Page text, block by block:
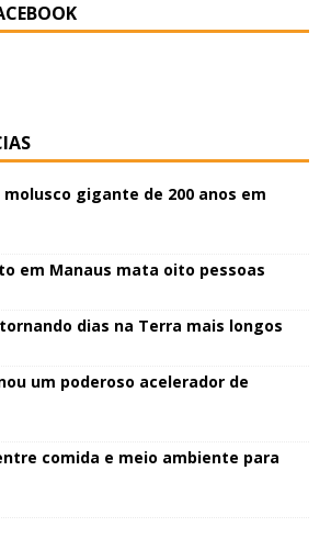
gigante de 200 anos em
em Manaus mata oito pessoas
dias na Terra mais longos
um poderoso acelerador de
comida e meio ambiente para